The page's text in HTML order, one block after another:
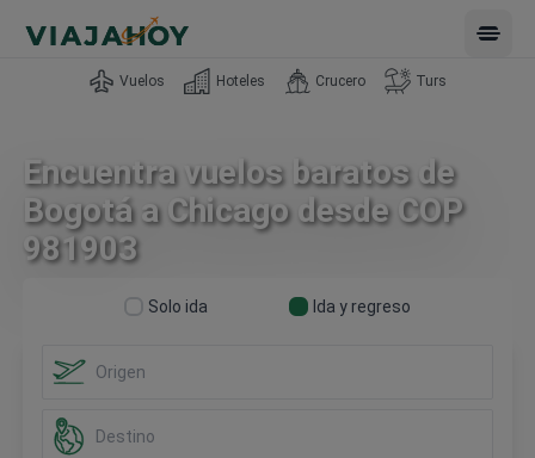
Open
Vuelos Hoteles Crucero Turs
Encuentra vuelos baratos de
Bogotá a Chicago desde COP
981903
Solo ida Ida y regreso